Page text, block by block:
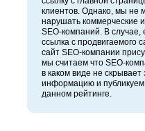
клиентов. Однако, мы не
нарушать коммерческие
SEO-компаний. В случае,
ссылка с продвигаемого
сайт SEO-компании
мы считаем что SEO-
в каком виде не скрывает
информацию и публикуем
данном рейтинге.